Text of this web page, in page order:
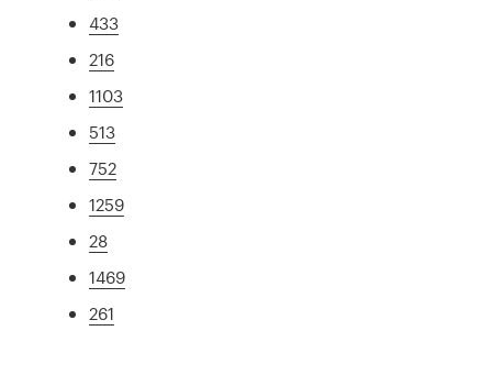
433
216
1103
513
752
1259
28
1469
261